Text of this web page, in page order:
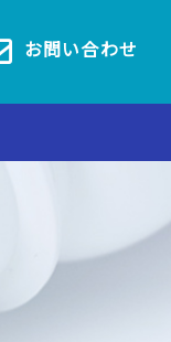
お問い合わせ